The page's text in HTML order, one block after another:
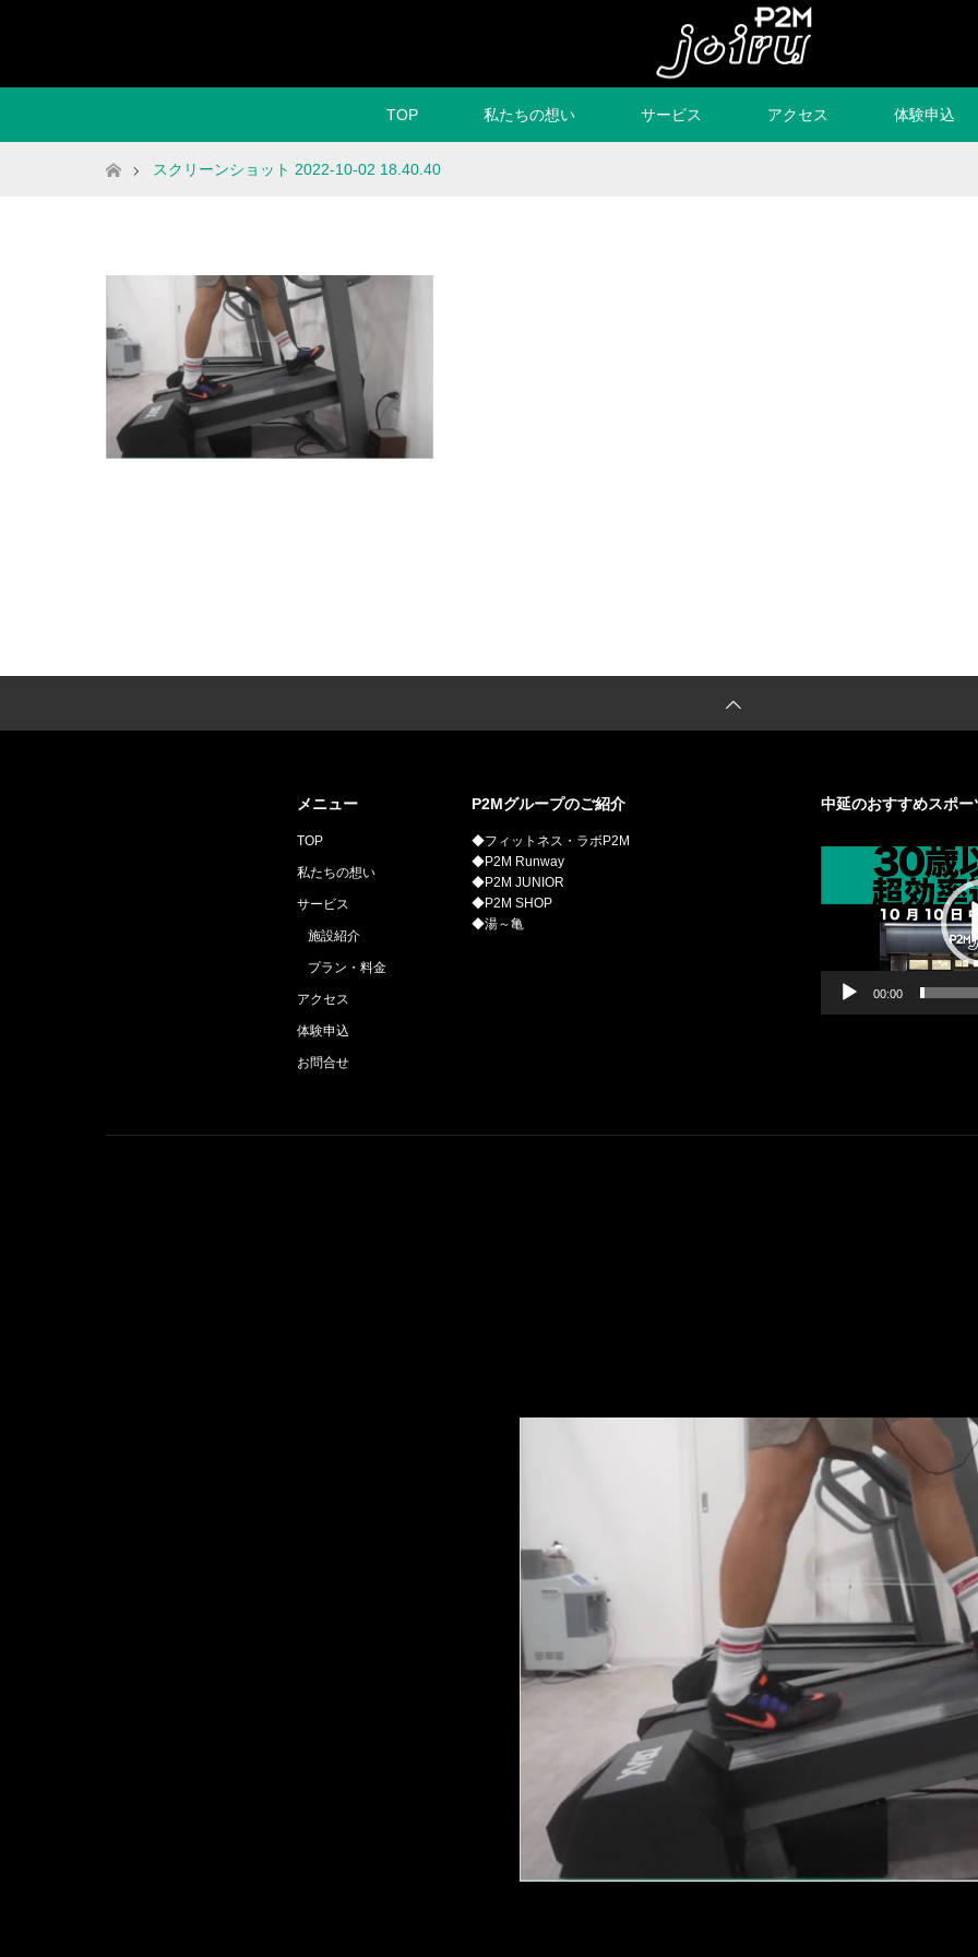
TOP 私たちの想い サービス アクセス 体験申込
ホームスクリーンショット 2022-10-02 18.40.40
メニュー
TOP
私たちの想い
サービス
施設紹介
プラン・料金
アクセス
体験申込
お問合せ
P2Mグループのご紹介
◆フィットネス・ラボP2M
◆P2M Runway
◆P2M JUNIOR
◆P2M SHOP
◆湯～亀
中延のおすすめスポー
レ
00:00